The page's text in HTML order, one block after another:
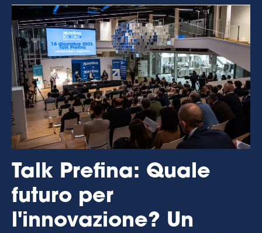
Talk Prefina: Quale
futuro per
l'innovazione? Un